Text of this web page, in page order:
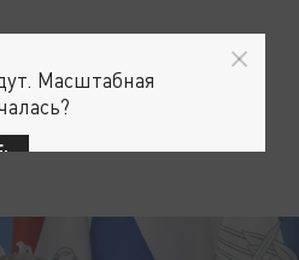
Масштабная